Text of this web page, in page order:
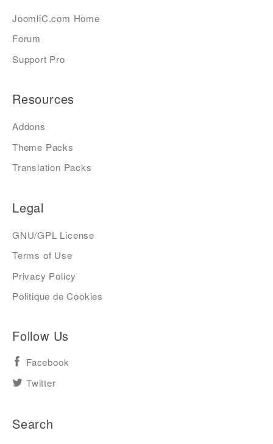
JoomliC.com Home
Forum
Support Pro
Resources
Addons
Theme Packs
Translation Packs
Legal
GNU/GPL License
Terms of Use
Privacy Policy
Politique de Cookies
Follow Us
Facebook
Twitter
Search